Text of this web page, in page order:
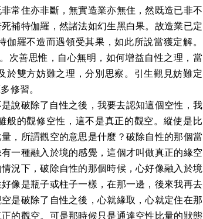
常住亦非斷，無實造業亦無住，然既造已非不
補特伽羅，然諸法如幻生黑白果。故造業已定
羅不造而遇領受其果，如此所說當獲定解。
次善思惟，自心無明，如何增益自性之理，當
於雙方妨難之理，分別思察。引生觀見妨難定
修習。
說破除了自性之後，我要去認知這個空性，我
般的觀修空性，這不是真正的觀空。縱使是比
，所謂觀空的意思是什麼？破除自性的那個當
一種融入於境的感覺，這個才叫做真正的緣空
況下，破除自性的那個時候，心好像融入於境
像是瓶子或柱子一樣，在那一邊，後來我再去
是破除了自性之後，心就緣取，心就定住在那
的觀空。可是那時候只是通達空性比量的狀態